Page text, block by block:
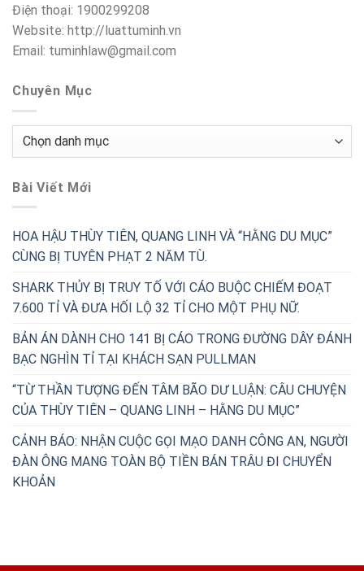
Điện thoại: 1900299208
Website: http://luattuminh.vn
Email: tuminhlaw@gmail.com
Chuyên Mục
Chuyên
Bài Viết Mới
HOA HẬU THÙY TIÊN, QUANG LINH VÀ “HẰNG DU MỤC”
CÙNG BỊ TUYÊN PHẠT 2 NĂM TÙ.
SHARK THỦY BỊ TRUY TỐ VỚI CÁO BUỘC CHIẾM ĐOẠT
7.600 TỈ VÀ ĐƯA HỐI LỘ 32 TỈ CHO MỘT PHỤ NỮ.
BẢN ÁN DÀNH CHO 141 BỊ CÁO TRONG ĐƯỜNG DÂY ĐÁNH
BẠC NGHÌN TỈ TẠI KHÁCH SẠN PULLMAN
“TỪ THẦN TƯỢNG ĐẾN TÂM BÃO DƯ LUẬN: CÂU CHUYỆN
CỦA THÙY TIÊN – QUANG LINH – HẰNG DU MỤC”
CẢNH BÁO: NHẬN CUỘC GỌI MẠO DANH CÔNG AN, NGƯỜI
ĐÀN ÔNG MANG TOÀN BỘ TIỀN BÁN TRÂU ĐI CHUYỂN
KHOẢN